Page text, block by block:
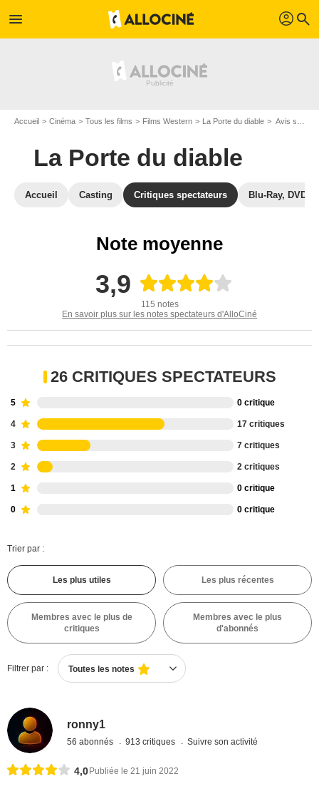
menu profil search
Accueil Cinéma Tous les films Films Western La Porte du diable Avis sur La Porte du diable
La Porte du diable
Accueil Casting Critiques spectateurs Blu-Ray, DVD
Note moyenne
3,9
115 notes
En savoir plus sur les notes spectateurs d'AlloCiné
26 CRITIQUES SPECTATEURS
5 0 critique
4 17 critiques
3 7 critiques
2 2 critiques
1 0 critique
0 0 critique
Trier par :
Les plus utiles Les plus récentes
Membres avec le plus de
critiques
Membres avec le plus
d'abonnés
Filtrer par : Toutes les notes
ronny1
56 abonnés 913 critiques Suivre son activité
4,0 Publiée le 21 juin 2022